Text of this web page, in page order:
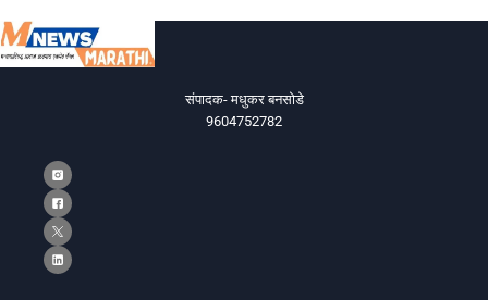
संपादक- मधुकर बनसोडे
9604752782